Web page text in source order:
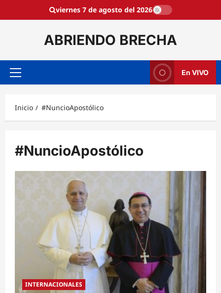
viernes 7 de agosto del 2026
ABRIENDO BRECHA
Menú
En VIVO
Inicio #NuncioApostólico
#NuncioApostólico
INTERNACIONALES